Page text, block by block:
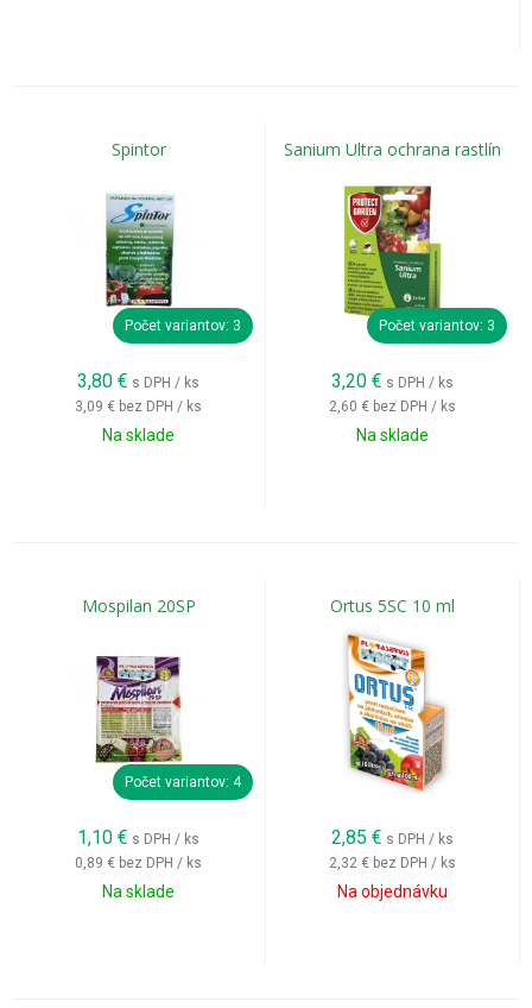
Insekticídy na zeleninu
Rajčiaky, papriky, uhorky, baklažány, kapustová zelenina či
zemiaky môžu poškodzovať vošky, molice, pásavka
zemiaková alebo húsenice.
zdravé rastliny počas celej vegetácie.
bohaté kvitnutie,
pekný vzhľad rastlín.
Ako správne aplikovať postrek proti
škodcom?
Účinnosť insekticídu závisí nielen od prípravku, ale aj od
správnej aplikácie.
Spintor
Počet variantov: 3
3,80 € s DPH / ks
3,09 € bez DPH / ks
Na sklade
Sanium Ultra ochrana rastlín
Počet variantov: 3
3,20 € s DPH / ks
2,60 € bez DPH / ks
Na sklade
Mospilan 20SP
Počet variantov: 4
1,10 € s DPH / ks
0,89 € bez DPH / ks
Na sklade
Ortus 5SC 10 ml
2,85 € s DPH / ks
2,32 € bez DPH / ks
Na objednávku